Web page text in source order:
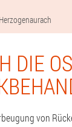
Herzogenaurach
DIE
von